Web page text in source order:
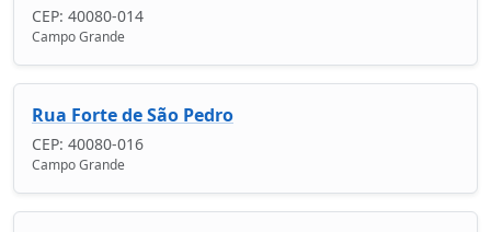
CEP: 40080-014
Campo Grande
Rua Forte de São Pedro
CEP: 40080-016
Campo Grande